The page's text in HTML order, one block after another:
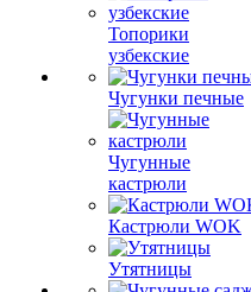
Топорики
узбекские
Чугунки печные
Чугунные
кастрюли
Кастрюли WOK
Утятницы